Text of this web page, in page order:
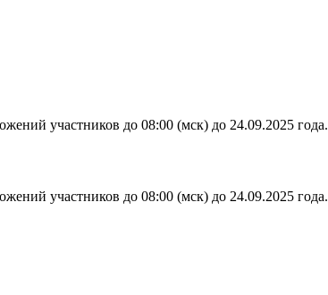
участников до 08:00 (мск) до 24.09.2025 года.
участников до 08:00 (мск) до 24.09.2025 года.